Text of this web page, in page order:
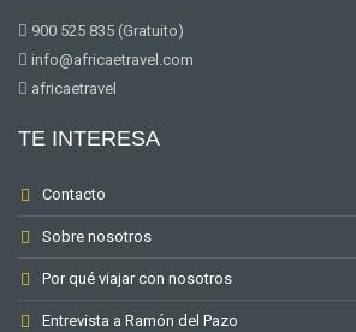
900 525 835 (Gratuito)
info@africaetravel.com
africaetravel
TE INTERESA
Contacto
Sobre nosotros
Por qué viajar con nosotros
Entrevista a Ramón del Pazo